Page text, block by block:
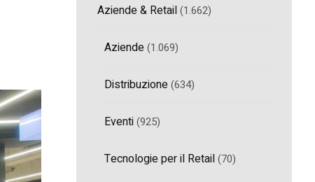
Aziende & Retail(1.662)
Aziende(1.069)
Distribuzione(634)
Eventi(925)
Tecnologie per il Retail(70)